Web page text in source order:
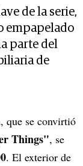
de la serie,
empapelado
parte del
de
, que se convirtió
Things", se
. El exterior de